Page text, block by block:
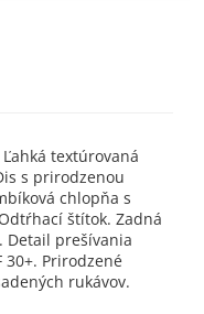
textúrovaná
s prirodzenou
chlopňa s
štítok. Zadná
Detail prešívania
30+. Prirodzené
rukávov.